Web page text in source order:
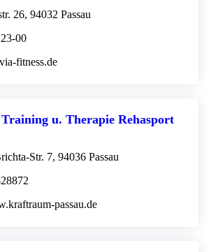
26, 94032 Passau
00
fitness.de
u. Therapie Rehasport
Str. 7, 94036 Passau
passau.de